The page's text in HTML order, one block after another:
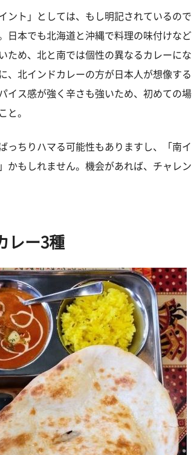
ント」としては、もし明記されているので
日本でも北海道と沖縄で料理の味付けなど
ため、北と南では個性の異なるカレーにな
、北インドカレーの方が日本人が想像する
イス感が強く辛さも強いため、初めての場
と。
っちりハマる可能性もありますし、「南イ
かもしれません。機会があれば、チャレン
レー3種